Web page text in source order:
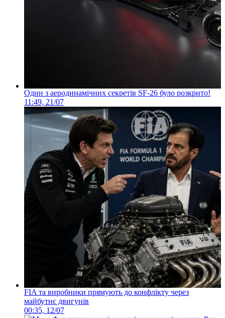
Один з аеродинамічних секретів SF-26 було розкрито!
11:49, 21/07
FIA та виробники прямують до конфлікту через
майбутнє двигунів
00:35, 12/07